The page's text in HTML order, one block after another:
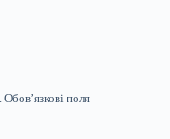
Обов’язкові поля